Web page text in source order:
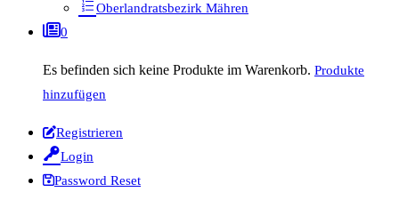
Oberlandratsbezirk Mähren
0
Es befinden sich keine Produkte im Warenkorb. Produkte
hinzufügen
Registrieren
Login
Password Reset